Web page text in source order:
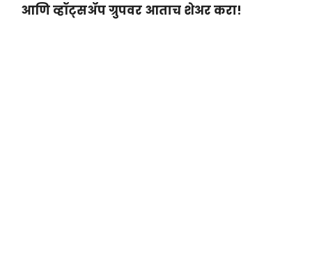
आणि व्हॉट्सॲप ग्रुपवर आताच शेअर करा!